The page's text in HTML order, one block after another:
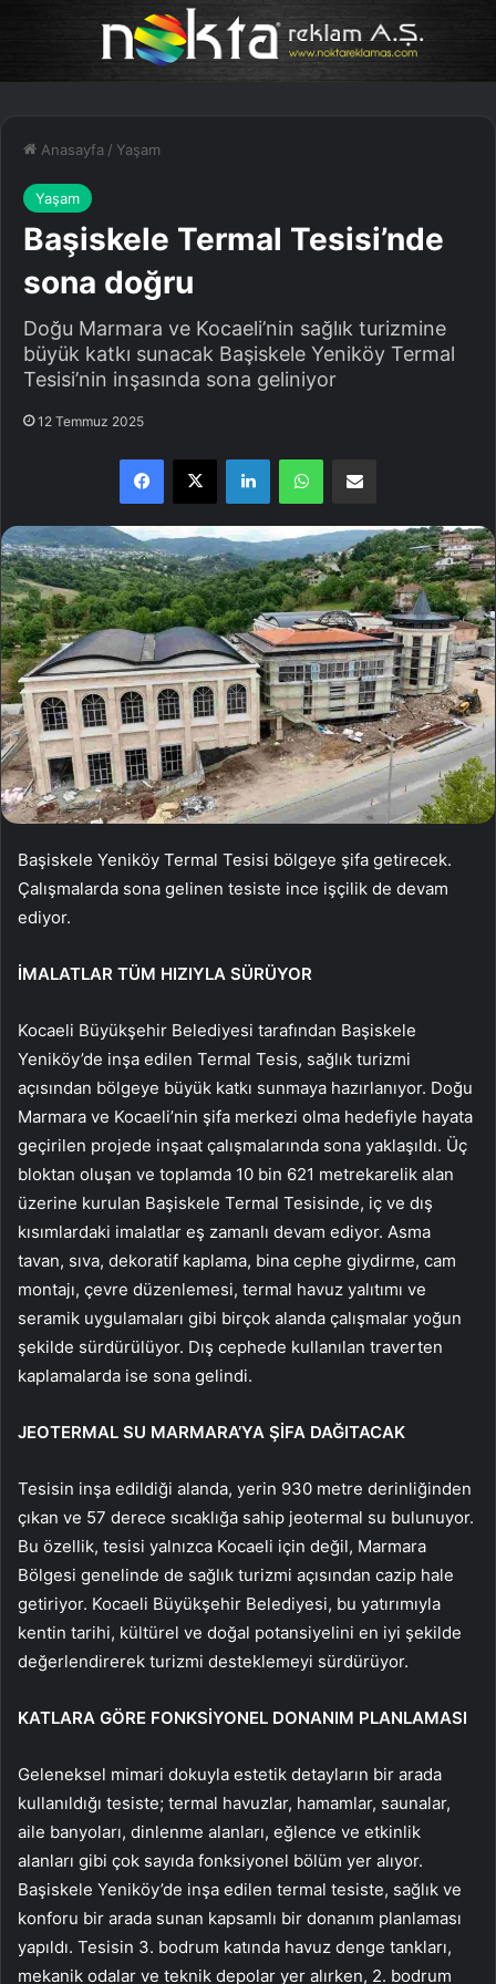
Anasayfa / Yaşam
Yaşam
Başiskele Termal Tesisi’nde
sona doğru
Doğu Marmara ve Kocaeli’nin sağlık turizmine
büyük katkı sunacak Başiskele Yeniköy Termal
Tesisi’nin inşasında sona geliniyor
12 Temmuz 2025
Başiskele Yeniköy Termal Tesisi bölgeye şifa getirecek.
Çalışmalarda sona gelinen tesiste ince işçilik de devam
ediyor.
İMALATLAR TÜM HIZIYLA SÜRÜYOR
Kocaeli Büyükşehir Belediyesi tarafından Başiskele
Yeniköy’de inşa edilen Termal Tesis, sağlık turizmi
açısından bölgeye büyük katkı sunmaya hazırlanıyor. Doğu
Marmara ve Kocaeli’nin şifa merkezi olma hedefiyle hayata
geçirilen projede inşaat çalışmalarında sona yaklaşıldı. Üç
bloktan oluşan ve toplamda 10 bin 621 metrekarelik alan
üzerine kurulan Başiskele Termal Tesisinde, iç ve dış
kısımlardaki imalatlar eş zamanlı devam ediyor. Asma
tavan, sıva, dekoratif kaplama, bina cephe giydirme, cam
montajı, çevre düzenlemesi, termal havuz yalıtımı ve
seramik uygulamaları gibi birçok alanda çalışmalar yoğun
şekilde sürdürülüyor. Dış cephede kullanılan traverten
kaplamalarda ise sona gelindi.
JEOTERMAL SU MARMARA’YA ŞİFA DAĞITACAK
Tesisin inşa edildiği alanda, yerin 930 metre derinliğinden
çıkan ve 57 derece sıcaklığa sahip jeotermal su bulunuyor.
Bu özellik, tesisi yalnızca Kocaeli için değil, Marmara
Bölgesi genelinde de sağlık turizmi açısından cazip hale
getiriyor. Kocaeli Büyükşehir Belediyesi, bu yatırımıyla
kentin tarihi, kültürel ve doğal potansiyelini en iyi şekilde
değerlendirerek turizmi desteklemeyi sürdürüyor.
KATLARA GÖRE FONKSİYONEL DONANIM PLANLAMASI
Geleneksel mimari dokuyla estetik detayların bir arada
kullanıldığı tesiste; termal havuzlar, hamamlar, saunalar,
aile banyoları, dinlenme alanları, eğlence ve etkinlik
alanları gibi çok sayıda fonksiyonel bölüm yer alıyor.
Başiskele Yeniköy’de inşa edilen termal tesiste, sağlık ve
konforu bir arada sunan kapsamlı bir donanım planlaması
yapıldı. Tesisin 3. bodrum katında havuz denge tankları,
mekanik odalar ve teknik depolar yer alırken, 2. bodrum